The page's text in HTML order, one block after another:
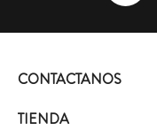
CONTACTANOS
TIENDA